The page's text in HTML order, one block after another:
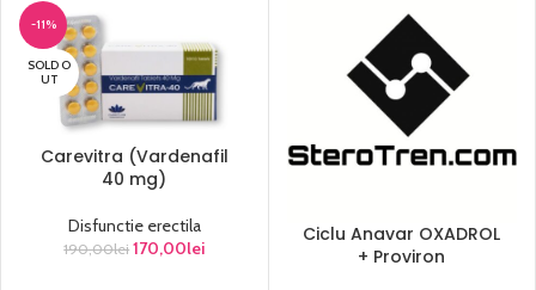
-11%
SOLD O
UT
Carevitra (Vardenafil
40 mg)
Disfunctie erectila
190,00lei 170,00lei
Ciclu Anavar OXADROL
+ Proviron